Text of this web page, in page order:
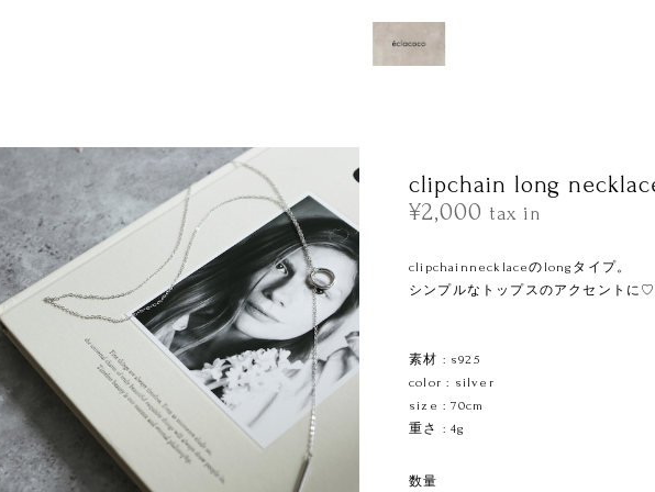
clipchain long
¥2,000 tax in
clipchainnecklaceのlongタイプ。
シンプルなトップスのアクセントに♡
素材 : s925
color : silver
size : 70cm
重さ : 4g
数量